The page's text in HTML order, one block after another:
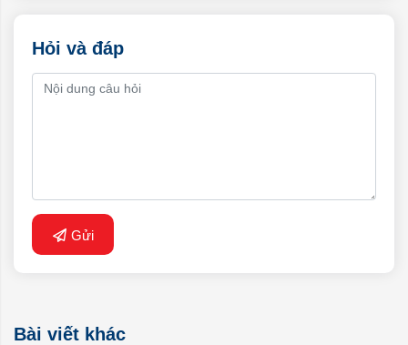
Hỏi và đáp
Gửi
Bài viết khác